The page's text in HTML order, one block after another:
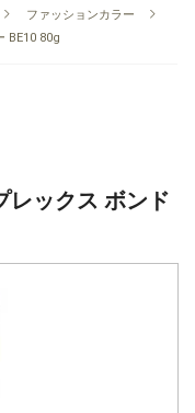
ファッションカラー
BE10 80g
レックス ボンド